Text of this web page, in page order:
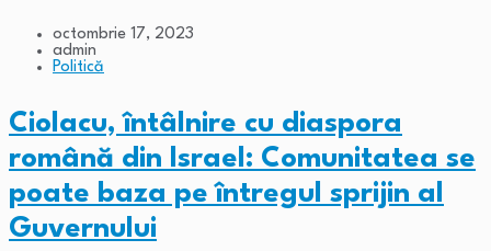
octombrie 17, 2023
admin
Politică
Ciolacu, întâlnire cu diaspora
română din Israel: Comunitatea se
poate baza pe întregul sprijin al
Guvernului